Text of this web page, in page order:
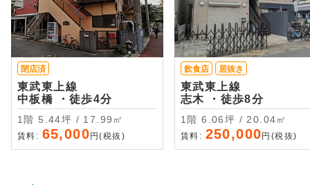
閉店済
東武東上線
中板橋 ・徒歩4分
1階 5.44坪 / 17.99㎡
賃料: 65,000 円(税抜)
飲食店 居抜き
東武東上線
志木 ・徒歩8分
1階 6.06坪 / 20.04㎡
賃料: 250,000 円(税抜)